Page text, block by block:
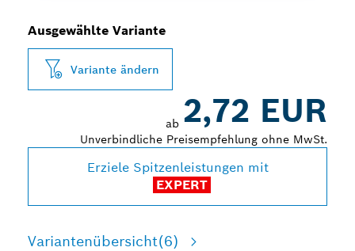
Ausgewählte Variante
Variante ändern
ab 2,72 EUR
Unverbindliche Preisempfehlung ohne MwSt.
Erziele Spitzenleistungen mit
EXPERT
Variantenübersicht(6)